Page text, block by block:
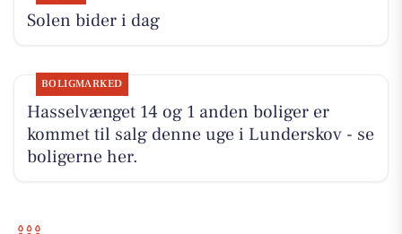
Solen bider i dag
BOLIGMARKED
Hasselvænget 14 og 1 anden boliger er
kommet til salg denne uge i Lunderskov - se
boligerne her.